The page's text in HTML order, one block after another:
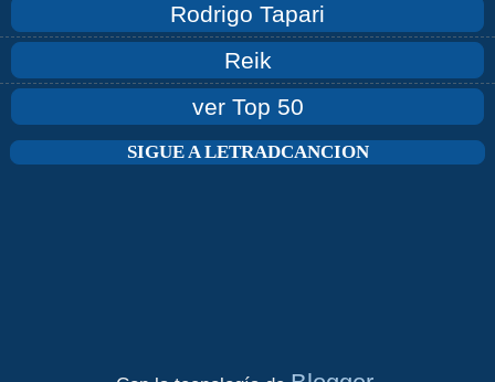
Rodrigo Tapari
Reik
ver Top 50
SIGUE A LETRADCANCION